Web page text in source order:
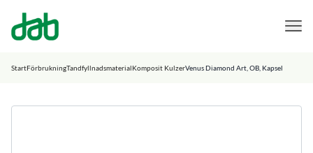
DAB Dental
StartFörbrukningTandfyllnadsmaterialKomposit KulzerVenus Diamond Art, OB, Kapsel